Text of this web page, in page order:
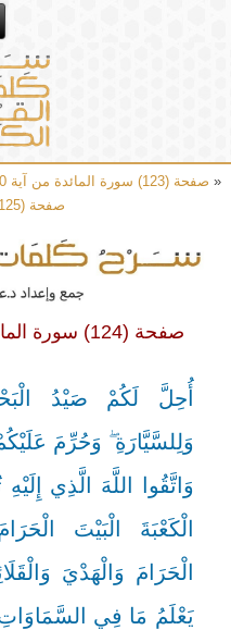
« صفحة (123) سورة المائدة من آية 90 إلى آية 95
صفحة (125) سورة المائدة من آية 104 إلى آية 108
صفحة (124) سورة المائدة من آية 96 إلى آية 103
أُحِلَّ لَكُمْ صَيْدُ
وَلِلسَّيَّارَةِ ۖ وَحُرِّمَ
الْكَعْبَةَ الْبَيْتَ
الْحَرَامَ وَالْهَدْيَ
يَعْلَمُ مَا فِي